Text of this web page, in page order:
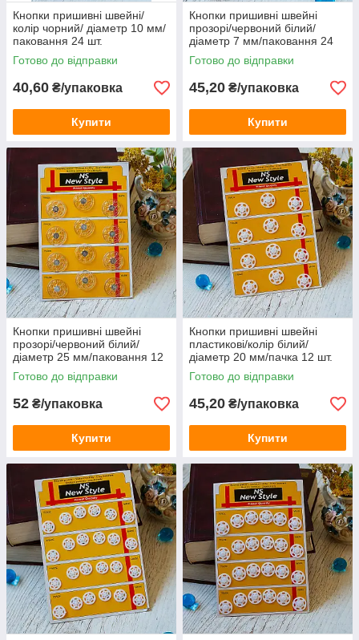
Кнопки пришивні швейні/
колір чорний/ діаметр 10 мм/
паковання 24 шт.
Готово до відправки
40,60 ₴/упаковка
Купити
Кнопки пришивні швейні
прозорі/червоний білий/
діаметр 7 мм/паковання 24
шт.
Готово до відправки
45,20 ₴/упаковка
Купити
Кнопки пришивні швейні
прозорі/червоний білий/
діаметр 25 мм/паковання 12
шт.
Готово до відправки
52 ₴/упаковка
Купити
Кнопки пришивні швейні
пластикові/колір білий/
діаметр 20 мм/пачка 12 шт.
Готово до відправки
45,20 ₴/упаковка
Купити